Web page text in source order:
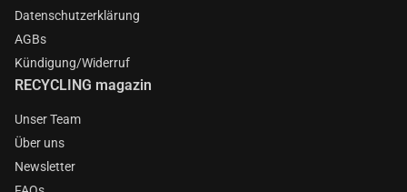
Datenschutzerklärung
AGBs
Kündigung/Widerruf
RECYCLING magazin
Unser Team
Über uns
Newsletter